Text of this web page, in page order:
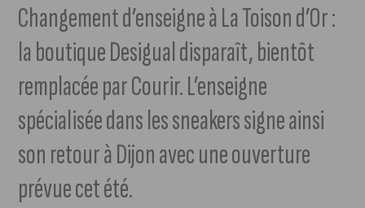
Changement d’enseigne à La Toison d’Or :
la boutique Desigual disparaît, bientôt
remplacée par Courir. L’enseigne
spécialisée dans les sneakers signe ainsi
son retour à Dijon avec une ouverture
prévue cet été.